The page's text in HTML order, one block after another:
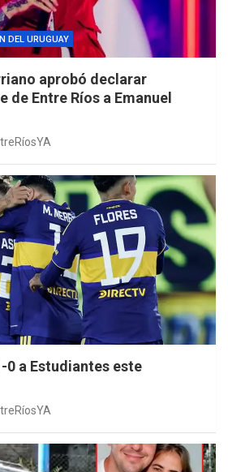
DEL URUGUAY
aprobó declarar
de Entre Ríos a Emanuel
0 a Estudiantes este